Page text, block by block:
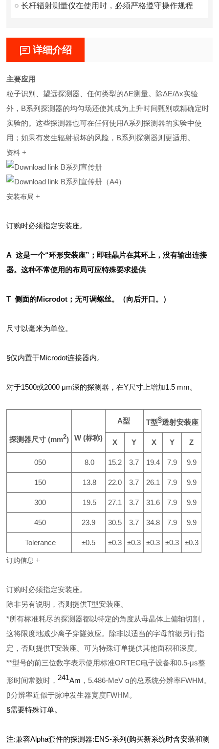
长杆辐射测量仪在使用时，必须严格遵守操作规程
详细介绍
主要应用
粒子识别、望远探测器、任何类型的ΔE测量。除ΔE/Δx实验
外，B系列探测器的均匀场还使其成为上升时间甄别或精确定时
实验的。这些探测器也可在任何使用A系列探测器的实验中使
用；如果有发生辐射损坏的风险，B系列探测器则更适用。
资料+
B系列宣传册
B系列宣传册（A4）
安装布局+
订购时必须指定安装座。
A 这是一个“环形安装座”；即硅晶片在其环上，没有输出连接
器。这种不常使用的布局可应特殊要求提供
T 侧面的Microdot ；无可调螺丝。（向后开口。）
尺寸以毫米为单位。
§仅内置于Microdot连接器内。
对于1500或2000 μm深的探测器，在Y尺寸上增加1.5 mm。
探测器尺寸 (mm2) W (标称)
A型 T型§透射安装座
X Y X Y Z
050 8.0 15.2 3.7 19.4 7.9 9.9
150 13.8 22.0 3.7 26.1 7.9 9.9
300 19.5 27.1 3.7 31.6 7.9 9.9
450 23.9 30.5 3.7 34.8 7.9 9.9
Tolerance ±0.5 ±0.3 ±0.3 ±0.3 ±0.3 ±0.3
订购信息+
订购时必须指定安装座。
除非另有说明，否则提供T型安装座。
*所有标准耗尽的探测器都以特定的角度从母晶体上偏轴切割，
这将限度地减少离子穿隧效应。除非以适当的字母前缀另行指
定，否则提供T安装座。可为特殊订单提供其他面积和深度。
**型号的前三位数字表示使用标准ORTEC电子设备和0.5-μs整
形时间常数时，241Am ，5.486-MeV α的总系统分辨率FWHM。
β分辨率近似于脉冲发生器宽度FWHM。
§需要特殊订单。
注:兼容Alpha套件的探测器:ENS-系列 (购买新系统时含安装和测